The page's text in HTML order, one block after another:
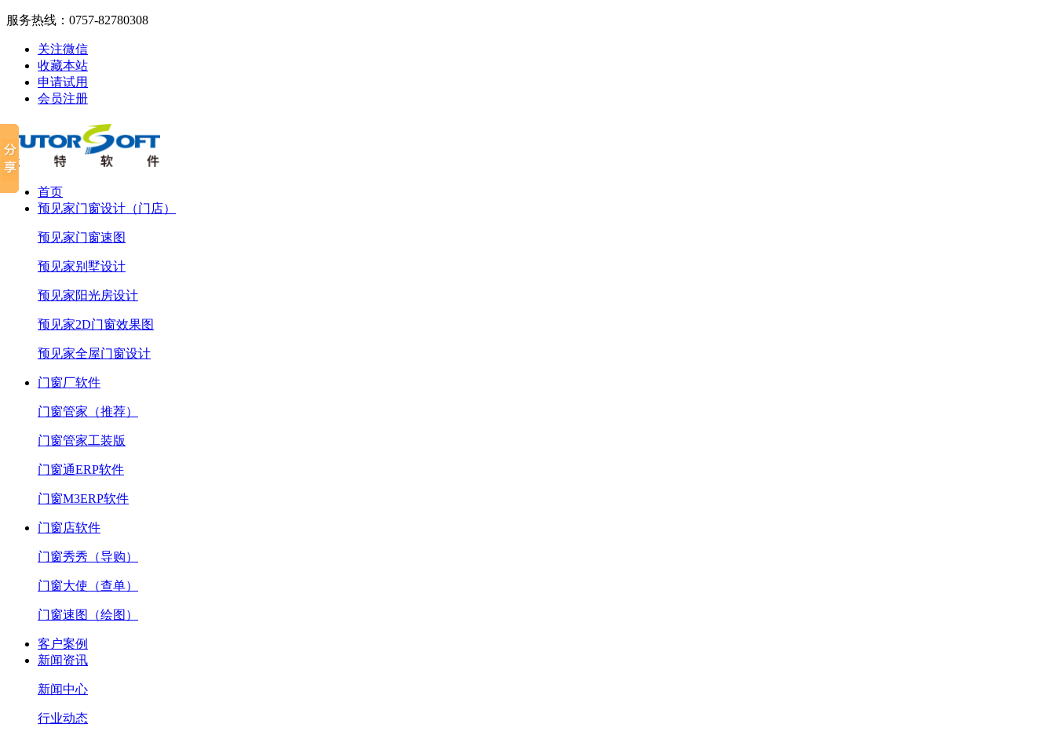
服务热线： 0757-82780308
关注微信
收藏本站
申请试用
会员注册
首页
预见家门窗设计（门店）
预见家门窗速图
预见家别墅设计
预见家阳光房设计
预见家2D门窗效果图
预见家全屋门窗设计
门窗厂软件
门窗管家（推荐）
门窗管家工装版
门窗通ERP软件
门窗M3ERP软件
门窗店软件
门窗秀秀（导购）
门窗大使（查单）
门窗速图（绘图）
客户案例
新闻资讯
新闻中心
行业动态